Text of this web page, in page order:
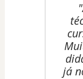
já